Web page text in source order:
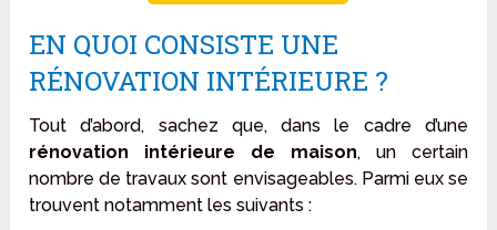
EN QUOI CONSISTE UNE
RÉNOVATION INTÉRIEURE ?
Tout d’abord, sachez que, dans le cadre d’une
rénovation intérieure de maison, un certain
nombre de travaux sont envisageables. Parmi eux se
trouvent notamment les suivants :